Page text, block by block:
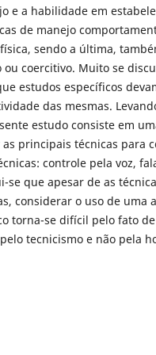
e a habilidade em
de manejo
sendo a última,
coercitivo. Muito se
estudos específicos
das mesmas.
estudo consiste em
principais técnicas para
controle pela voz,
se que apesar de as
considerar o uso de uma
torna-se difícil pelo fato
tecnicismo e não pela